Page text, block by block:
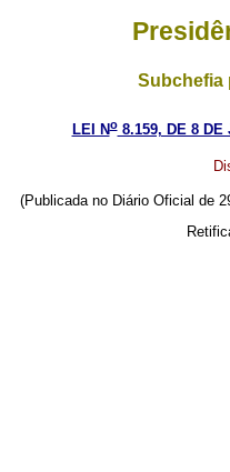
Subchefia
LEI No8.159, DE 8 DE
(Publicada no Diário Oficial de